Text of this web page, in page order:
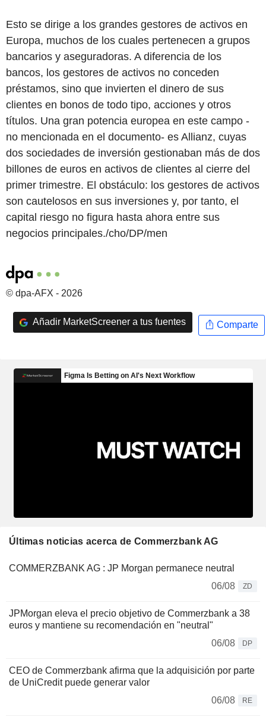
Esto se dirige a los grandes gestores de activos en
Europa, muchos de los cuales pertenecen a grupos
bancarios y aseguradoras. A diferencia de los
bancos, los gestores de activos no conceden
préstamos, sino que invierten el dinero de sus
clientes en bonos de todo tipo, acciones y otros
títulos. Una gran potencia europea en este campo -
no mencionada en el documento- es Allianz, cuyas
dos sociedades de inversión gestionaban más de dos
billones de euros en activos de clientes al cierre del
primer trimestre. El obstáculo: los gestores de activos
son cautelosos en sus inversiones y, por tanto, el
capital riesgo no figura hasta ahora entre sus
negocios principales./cho/DP/men
© dpa-AFX - 2026
Añadir MarketScreener a tus fuentes Comparte
Últimas noticias acerca de Commerzbank AG
COMMERZBANK AG : JP Morgan permanece neutral
06/08
ZD
JPMorgan eleva el precio objetivo de Commerzbank a 38
euros y mantiene su recomendación en "neutral"
06/08
DP
CEO de Commerzbank afirma que la adquisición por parte
de UniCredit puede generar valor
06/08
RE